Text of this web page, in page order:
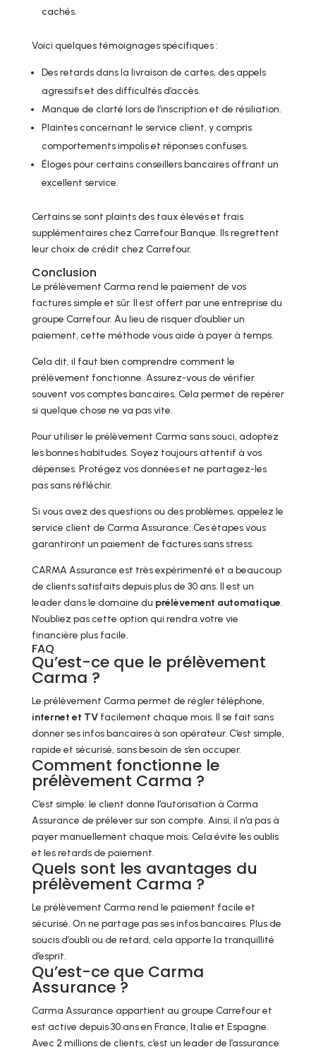
cachés.
Voici quelques témoignages spécifiques :
Des retards dans la livraison de cartes, des appels
agressifs et des difficultés d’accès.
Manque de clarté lors de l’inscription et de résiliation.
Plaintes concernant le service client, y compris
comportements impolis et réponses confuses.
Éloges pour certains conseillers bancaires offrant un
excellent service.
Certains se sont plaints des taux élevés et frais
supplémentaires chez Carrefour Banque. Ils regrettent
leur choix de crédit chez Carrefour.
Conclusion
Le prélèvement Carma rend le paiement de vos
factures simple et sûr. Il est offert par une entreprise du
groupe Carrefour. Au lieu de risquer d’oublier un
paiement, cette méthode vous aide à payer à temps.
Cela dit, il faut bien comprendre comment le
prélèvement fonctionne. Assurez-vous de vérifier
souvent vos comptes bancaires. Cela permet de repérer
si quelque chose ne va pas vite.
Pour utiliser le prélèvement Carma sans souci, adoptez
les bonnes habitudes. Soyez toujours attentif à vos
dépenses. Protégez vos données et ne partagez-les
pas sans réfléchir.
Si vous avez des questions ou des problèmes, appelez le
service client de Carma Assurance. Ces étapes vous
garantiront un paiement de factures sans stress.
CARMA Assurance est très expérimenté et a beaucoup
de clients satisfaits depuis plus de 30 ans. Il est un
leader dans le domaine du prélèvement automatique.
N’oubliez pas cette option qui rendra votre vie
financière plus facile.
FAQ
Qu’est-ce que le prélèvement
Carma ?
Le prélèvement Carma permet de régler téléphone,
internet et TVfacilement chaque mois. Il se fait sans
donner ses infos bancaires à son opérateur. C’est simple,
rapide et sécurisé, sans besoin de s’en occuper.
Comment fonctionne le
prélèvement Carma ?
C’est simple: le client donne l’autorisation à Carma
Assurance de prélever sur son compte. Ainsi, il n’a pas à
payer manuellement chaque mois. Cela évite les oublis
et les retards de paiement.
Quels sont les avantages du
prélèvement Carma ?
Le prélèvement Carma rend le paiement facile et
sécurisé. On ne partage pas ses infos bancaires. Plus de
soucis d’oubli ou de retard, cela apporte la tranquillité
d’esprit.
Qu’est-ce que Carma
Assurance ?
Carma Assurance appartient au groupe Carrefour et
est active depuis 30 ans en France, Italie et Espagne.
Avec 2 millions de clients, c’est un leader de l’assurance